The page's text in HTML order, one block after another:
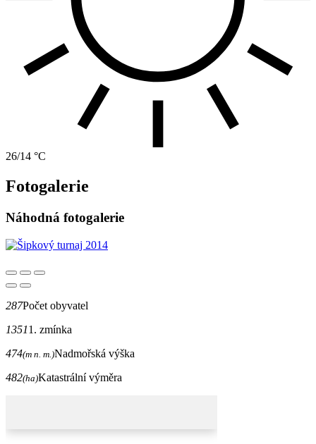
26/14 °C
Fotogalerie
Náhodná fotogalerie
287Počet obyvatel
13511. zmínka
474(m n. m.)Nadmořská výška
482(ha)Katastrální výměra